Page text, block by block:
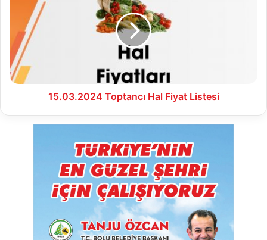
Listesi
15.03.2024 Toptancı Hal Fiyat Listesi